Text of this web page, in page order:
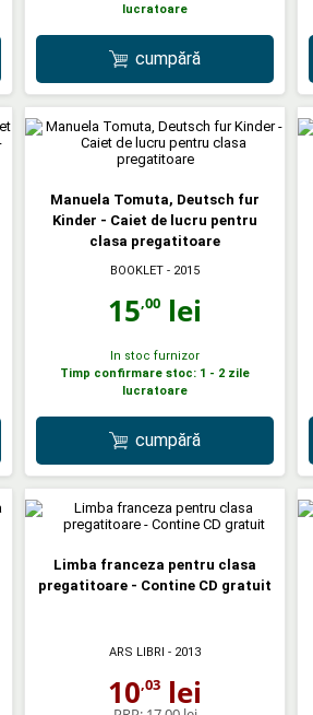
lucratoare
cumpără
Manuela Tomuta, Deutsch fur
Kinder - Caiet de lucru pentru
clasa pregatitoare
BOOKLET - 2015
15,00 lei
In stoc furnizor
Timp confirmare stoc: 1 - 2 zile
lucratoare
cumpără
Limba franceza pentru clasa
pregatitoare - Contine CD gratuit
ARS LIBRI - 2013
10,03 lei